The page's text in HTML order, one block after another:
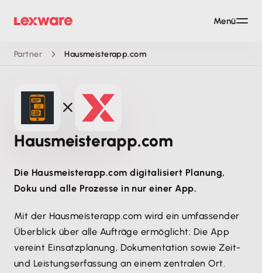
Partner Hausmeisterapp.com
Hausmeisterapp.com
Die Hausmeisterapp.com digitalisiert Planung,
Doku und alle Prozesse in nur einer App.
Mit der Hausmeisterapp.com wird ein umfassender
Überblick über alle Aufträge ermöglicht: Die App
vereint Einsatzplanung, Dokumentation sowie Zeit-
und Leistungserfassung an einem zentralen Ort.
Menü